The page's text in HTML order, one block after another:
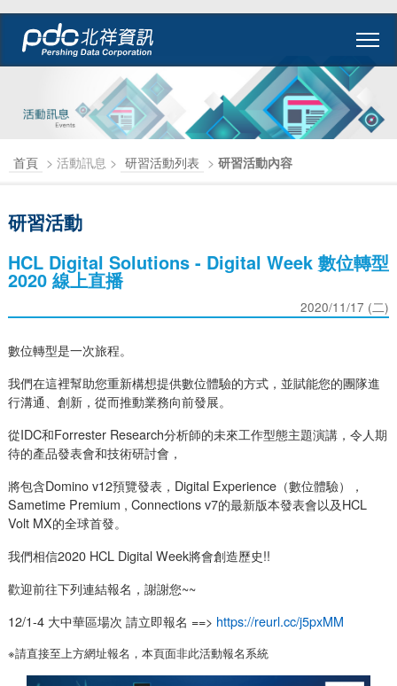
首頁 > 活動訊息 > 研習活動列表 >研習活動內容
研習活動
HCL Digital Solutions - Digital Week 數位轉型
2020 線上直播
2020/11/17 (二)
數位轉型是一次旅程。
我們在這裡幫助您重新構想提供數位體驗的方式，並賦能您的團隊進
行溝通、創新，從而推動業務向前發展。
從IDC和Forrester Research分析師的未來工作型態主題演講，令人期
待的產品發表會和技術研討會，
將包含Domino v12預覽發表，Digital Experience（數位體驗），
Sametime Premium , Connections v7的最新版本發表會以及HCL
Volt MX的全球首發。
我們相信2020 HCL Digital Week將會創造歷史!!
歡迎前往下列連結報名，謝謝您~~
12/1-4 大中華區場次 請立即報名 ==> https://reurl.cc/j5pxMM
※請直接至上方網址報名，本頁面非此活動報名系統